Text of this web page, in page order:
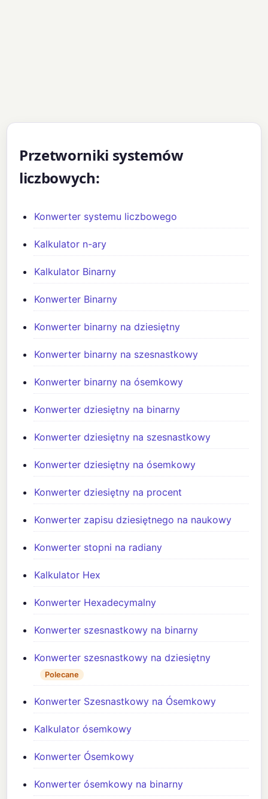
Przetworniki systemów
liczbowych:
Konwerter systemu liczbowego
Kalkulator n-ary
Kalkulator Binarny
Konwerter Binarny
Konwerter binarny na dziesiętny
Konwerter binarny na szesnastkowy
Konwerter binarny na ósemkowy
Konwerter dziesiętny na binarny
Konwerter dziesiętny na szesnastkowy
Konwerter dziesiętny na ósemkowy
Konwerter dziesiętny na procent
Konwerter zapisu dziesiętnego na naukowy
Konwerter stopni na radiany
Kalkulator Hex
Konwerter Hexadecymalny
Konwerter szesnastkowy na binarny
Konwerter szesnastkowy na dziesiętny
Polecane
Konwerter Szesnastkowy na Ósemkowy
Kalkulator ósemkowy
Konwerter Ósemkowy
Konwerter ósemkowy na binarny